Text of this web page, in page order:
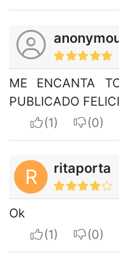
ME ENCANTA
PUBLICADO
I apreciate
I do
R ritaporta
Ok
I apreciate
I do